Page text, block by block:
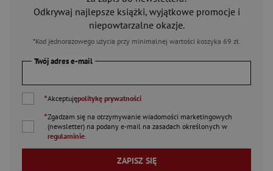
Odkrywaj najlepsze książki, wyjątkowe promocje i
niepowtarzalne okazje.
*Kod jednorazowego użycia przy minimalnej wartości koszyka 69 zł.
Twój adres e-mail
*Akceptujępolitykę prywatności
*Zgadzam się na otrzymywanie wiadomości marketingowych
(newsletter) na podany e-mail na zasadach określonych w
regulaminie.
ZAPISZ SIĘ